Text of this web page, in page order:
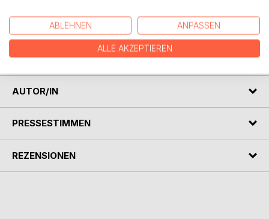
Priesterinnenweihe (zuerst 1996 in Deutschland) hat zu
großen Spannungen innerhalb der Kirchengemeinschaft
geführt. Die „Krise der Utrechter Union“ wird eingehend
dargestellt.
AUTOR/IN
PRESSESTIMMEN
REZENSIONEN
ABLEHNEN ANPASSEN
ALLE AKZEPTIEREN